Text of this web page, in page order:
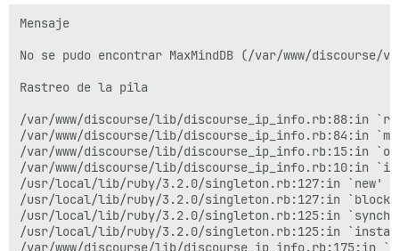
activesupport-7.0.8.1/lib/active_support/core_ext/
multi_json-1.15.0/lib/multi_json/adapters/oj.rb:56:in
multi_json-1.15.0/lib/multi_json/adapter.rb:25:in
/var/www/discourse/app/controllers/
/var/www/discourse/app/controllers/
actionpack-7.0.8.1/lib/action_controller/metal/
/var/www/discourse/app/controllers/
actionpack-7.0.8.1/lib/action_controller/metal/
actionpack-7.0.8.1/lib/abstract_controller/
actionpack-7.0.8.1/lib/action_controller/metal/
actionpack-7.0.8.1/lib/abstract_controller/
activesupport-7.0.8.1/lib/active_support/
Mensaje
No se pudo encontrar MaxMindDB (/var/www/
Rastreo de la pila
/var/www/discourse/lib/discourse_ip_info.rb:88:in
/var/www/discourse/lib/discourse_ip_info.rb:84:in
/var/www/discourse/lib/discourse_ip_info.rb:15:in
/var/www/discourse/lib/discourse_ip_info.rb:10:in
/usr/local/lib/ruby/3.2.0/singleton.rb:127:in `new'
/usr/local/lib/ruby/3.2.0/singleton.rb:127:in `block
/usr/local/lib/ruby/3.2.0/singleton.rb:125:in
/usr/local/lib/ruby/3.2.0/singleton.rb:125:in
/var/www/discourse/lib/discourse_ip_info.rb:175:in